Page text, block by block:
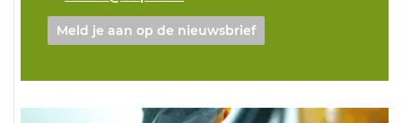
Meld je aan op de nieuwsbrief